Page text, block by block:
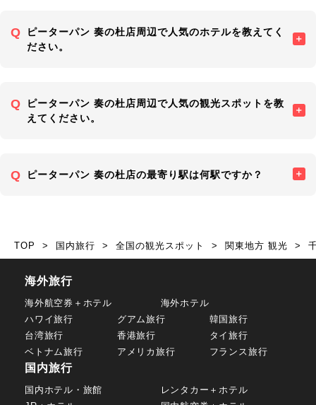
ピーターパン 奏の杜店周辺で人気のホテルを教えてく
ださい。
ピーターパン 奏の杜店周辺で人気の観光スポットを教
えてください。
ピーターパン 奏の杜店の最寄り駅は何駅ですか？
TOP 国内旅行 全国の観光スポット 関東地方 観光
海外旅行
海外航空券＋ホテル
海外ホテル
ハワイ旅行
グアム旅行
韓国旅行
台湾旅行
香港旅行
タイ旅行
ベトナム旅行
アメリカ旅行 フランス旅行
国内旅行
国内ホテル・旅館
レンタカー＋ホテル